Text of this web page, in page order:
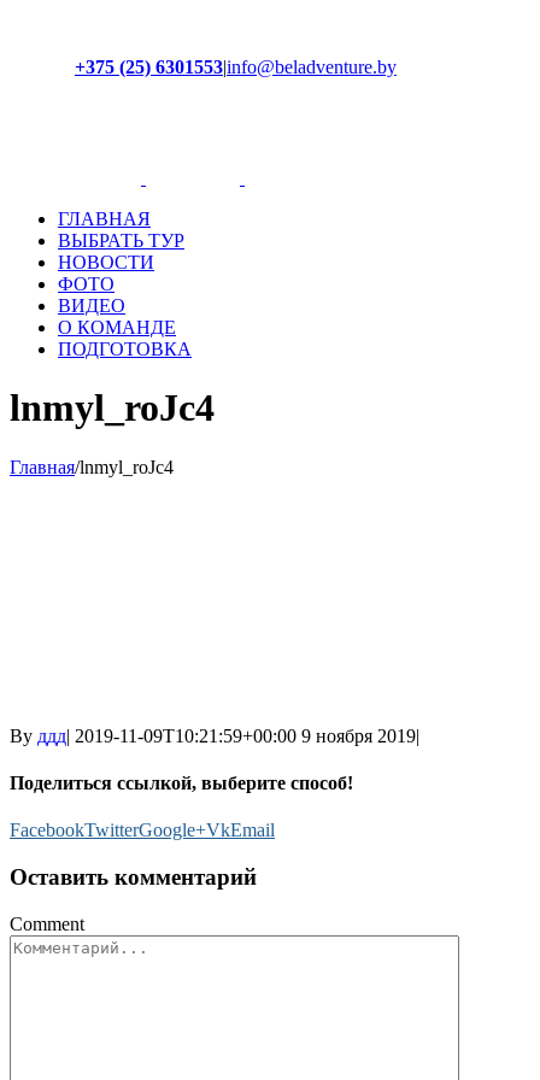
+375 (25) 6301553|info@beladventure.by
ГЛАВНАЯ
ВЫБРАТЬ ТУР
НОВОСТИ
ФОТО
ВИДЕО
О КОМАНДЕ
ПОДГОТОВКА
lnmyl_roJc4
Главная/lnmyl_roJc4
By ддд| 2019-11-09T10:21:59+00:00 9 ноября 2019|
Поделиться ссылкой, выберите способ!
FacebookTwitterGoogle+VkEmail
Оставить комментарий
Comment